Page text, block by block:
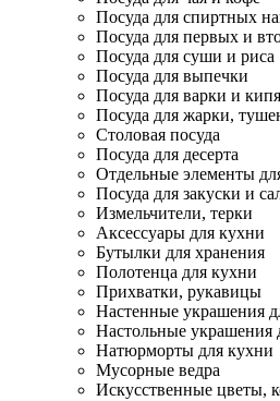
Посуда для спиртных
Посуда для первых и
Посуда для суши и риса
Посуда для выпечки
Посуда для варки и
Посуда для жарки,
Столовая посуда
Посуда для десерта
Отдельные элементы
Посуда для закуски и
Измельчители, терки
Аксессуары для кухни
Бутылки для хранения
Полотенца для кухни
Прихватки, рукавицы
Настенные украшения
Настольные украшения
Натюрморты для кухни
Мусорные ведра
Искусственные цветы,